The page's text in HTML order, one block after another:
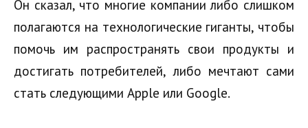
Он сказал, что многие компании либо слишком
полагаются на технологические гиганты, чтобы
помочь им распространять свои продукты и
достигать потребителей, либо мечтают сами
стать следующими Apple или Google.